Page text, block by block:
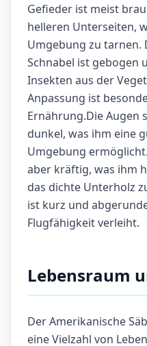
Gefieder ist meist
helleren Unterseiten,
Umgebung zu tarnen.
Schnabel ist gebogen
Insekten aus der
Anpassung ist
Ernährung.Die Augen
dunkel, was ihm eine
Umgebung
aber kräftig, was ihm
das dichte Unterholz
ist kurz und
Flugfähigkeit verleiht.
Lebensraum
Der Amerikanische
eine Vielzahl von